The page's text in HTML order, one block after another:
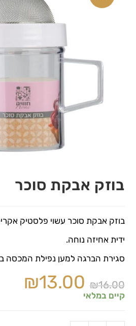
בוזק אבקת סוכר
בוזק אבקת סוכר עשוי פלסטיק
ידית אחיזה נוחה.
סגירת הברגה למען נפילת המכסה
₪16.00
₪13.00
קיים במלאי